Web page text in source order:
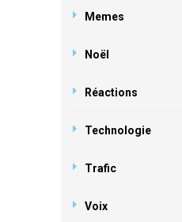
Memes
Noël
Réactions
Technologie
Trafic
Voix